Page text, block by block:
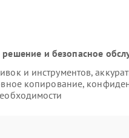
и безопасное
и инструментов,
копирование,